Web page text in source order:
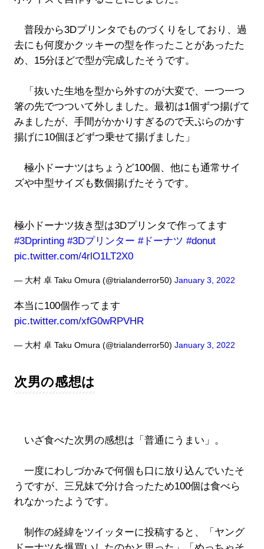
普段から3Dプリンタでものづくりをしており、過
去にも何度かクッキーの型を作ったことがあったた
め、15分ほどで型が完成したそうです。
「抜いた生地を型から外すのが大変で、一つ一つ
箸の先でつついて外しました。最初は1個ずつ揚げて
みましたが、手間がかかりすぎるので天ぷらのかす
揚げに10個ほどずつ乗せて揚げました」
極小ドーナツはちょうど100個、他にも通常サイ
ズや中型サイズも数個揚げたそうです。
極小ドーナツ抜き型は3Dプリンタで作ってます
#3Dprinting #3Dプリンター #ドーナツ #donut
pic.twitter.com/4rlO1LT2X0
— 大村 卓 Taku Omura (@trialanderror50) January 3, 2022
本当に100個作ってます
pic.twitter.com/xfG0wRPVHR
— 大村 卓 Taku Omura (@trialanderror50) January 3, 2022
次男の感想は
いざ食べた次男の感想は「普通にうまい」。
一度にわしづかみで何個も口に放り込んでいたそ
うですが、三兄妹で分け合ったため100個は食べら
れなかったようです。
制作の経緯をツイッターに投稿すると、「ヤング